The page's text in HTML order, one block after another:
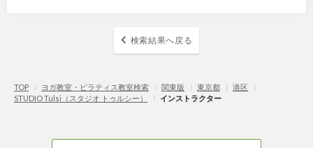
検索結果へ戻る
TOP 〉 ヨガ教室・ピラティス教室検索 〉 関東版 〉 東京都 〉 港区
〉
STUDIO Tulsi（スタジオ トゥルシー）
〉 インストラクター